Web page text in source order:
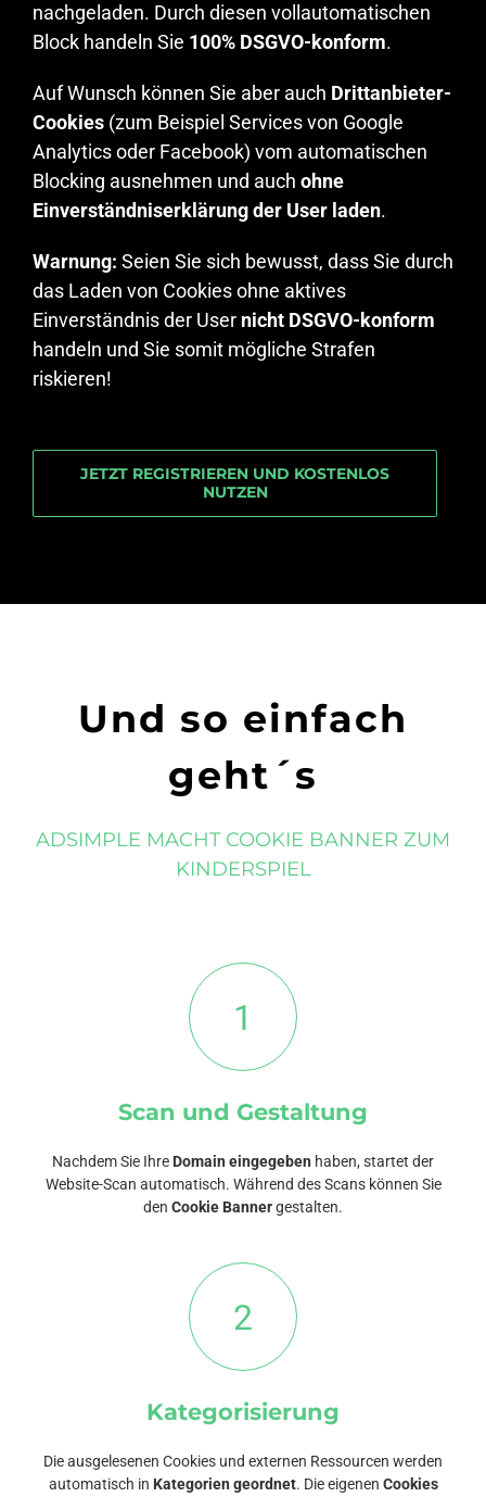
nachgeladen. Durch diesen vollautomatischen
Block handeln Sie 100% DSGVO-konform.
Auf Wunsch können Sie aber auch Drittanbieter-
Cookies (zum Beispiel Services von Google
Analytics oder Facebook) vom automatischen
Blocking ausnehmen und auch ohne
Einverständniserklärung der User laden.
Warnung: Seien Sie sich bewusst, dass Sie durch
das Laden von Cookies ohne aktives
Einverständnis der User nicht DSGVO-konform
handeln und Sie somit mögliche Strafen
riskieren!
JETZT REGISTRIEREN UND KOSTENLOS
NUTZEN
Und so einfach
geht´s
ADSIMPLE MACHT COOKIE BANNER ZUM
KINDERSPIEL
1
Scan und Gestaltung
Nachdem Sie Ihre Domain eingegeben haben, startet der
Website-Scan automatisch. Während des Scans können Sie
den Cookie Bannergestalten.
2
Kategorisierung
Die ausgelesenen Cookies und externen Ressourcen werden
automatisch in Kategorien geordnet. Die eigenen Cookies